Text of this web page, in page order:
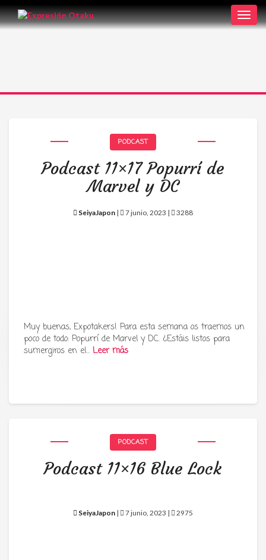
Tu radio y podcast sobre manga,
anime y cultura japonesa ツ
PODCAST
Podcast 11×17 Popurrí de
Marvel y DC
SeiyaJapon | 7 junio, 2023 | 3288
Muy buenas, Expotakers! Para esta semana os traemos un
poco de todo: Popurrí de Marvel y DC. ¿Estáis listos para
sumergiros en el… Leer más
PODCAST
Podcast 11×16 Blue Lock
SeiyaJapon | 7 junio, 2023 | 2975